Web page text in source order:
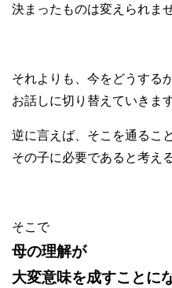
決まったものは変えられま
それよりも、今をどうする
お話しに切り替えていきます
逆に言えば、そこを通るこ
その子に必要であると考え
そこで
母の理解が
大変意味を成すことに